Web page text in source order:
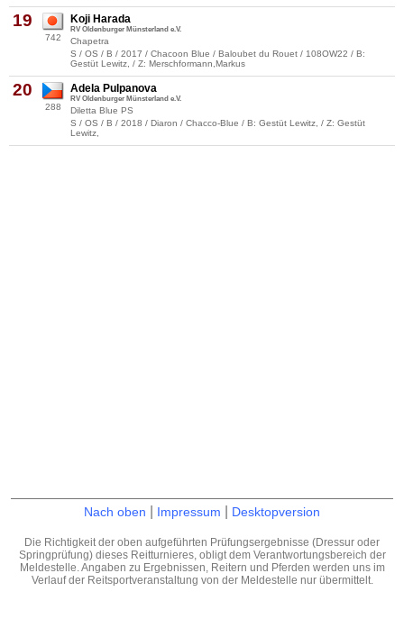
19
742
Koji Harada
RV Oldenburger Münsterland e.V.
Chapetra
S / OS / B / 2017 / Chacoon Blue / Baloubet du Rouet / 108OW22 / B:
Gestüt Lewitz, / Z: Merschformann,Markus
20
288
Adela Pulpanova
RV Oldenburger Münsterland e.V.
Diletta Blue PS
S / OS / B / 2018 / Diaron / Chacco-Blue / B: Gestüt Lewitz, / Z: Gestüt
Lewitz,
Nach oben Impressum Desktopversion
Die Richtigkeit der oben aufgeführten Prüfungsergebnisse (Dressur oder
Springprüfung) dieses Reitturnieres, obligt dem Verantwortungsbereich der
Meldestelle. Angaben zu Ergebnissen, Reitern und Pferden werden uns im
Verlauf der Reitsportveranstaltung von der Meldestelle nur übermittelt.